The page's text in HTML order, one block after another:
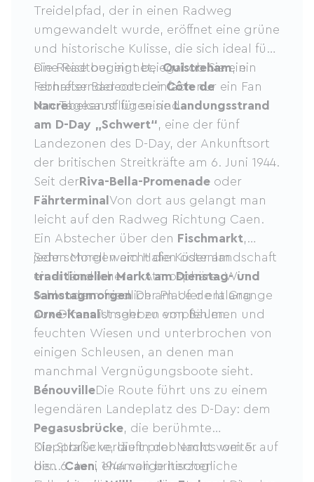
Treidelpfad, der in einen Radweg
umgewandelt wurde, eröffnet eine grüne
und historische Kulisse, die sich ideal für
eine Radtour eignet, egal ob Sie ein
Fernreisender oder einfach nur ein Fan
von Tagesausflügen sind.
Die Reise beginnt beiOuistreham, ein
lebhafter Badeort derCôte de
Nacrebekannt für seineLandungsstrand
am D-Day „Schwert“, eine der fünf
Landezonen des D-Day, der Ankunftsort
der britischen Streitkräfte am 6. Juni 1944.
Seit derRiva-Bella-Promenade oder
Fährterminal Von dort aus gelangt man
leicht auf den Radweg Richtung Caen.
Ein Abstecher über den Fischmarkt,
jeden Morgen am Hafen oder am
traditioneller Markt am Dienstag- und
Samstagmorgen Der Place de la Grange
aux Dîmes ist sehr zu empfehlen.
Sehr schnell weicht die Küstenlandschaft
einer ländlicheren Atmosphäre. Wir
schlendern friedlich am Ufer entlang
Orne-KanalUmgeben von Bäumen und
feuchten Wiesen und unterbrochen von
einigen Schleusen, an denen man
manchmal Vergnügungsboote sieht.
BénouvilleDie Route führt uns zu einem
legendären Landeplatz des D-Day: dem
Pegasusbrücke, die berühmte
Klappbrücke, die in der Nacht vom 5. auf
den 6. Juni 1944 von britischen
Die Straße verläuft problemlos weiter
bis...Caen, ehemalige herzogliche